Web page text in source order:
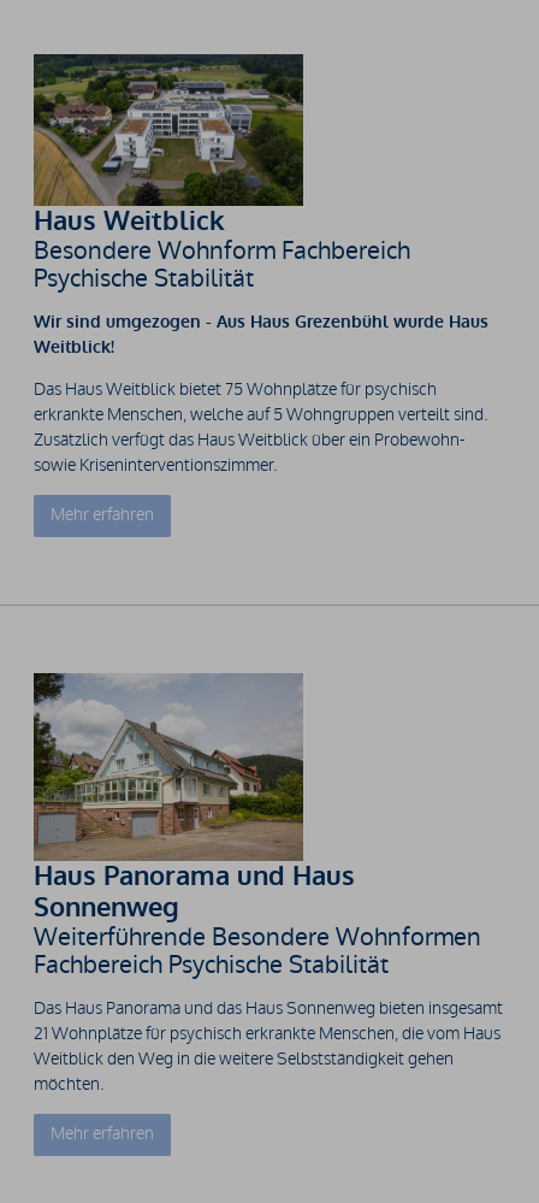
Haus Weitblick
Besondere Wohnform Fachbereich
Psychische Stabilität
Wir sind umgezogen - Aus Haus Grezenbühl wurde Haus
Weitblick!
Das Haus Weitblick bietet 75 Wohnplätze für psychisch
erkrankte Menschen, welche auf 5 Wohngruppen verteilt sind.
Zusätzlich verfügt das Haus Weitblick über ein Probewohn-
sowie Kriseninterventionszimmer.
Mehr erfahren
Haus Panorama und Haus
Sonnenweg
Weiterführende Besondere Wohnformen
Fachbereich Psychische Stabilität
Das Haus Panorama und das Haus Sonnenweg bieten insgesamt
21 Wohnplätze für psychisch erkrankte Menschen, die vom Haus
Weitblick den Weg in die weitere Selbstständigkeit gehen
möchten.
Mehr erfahren